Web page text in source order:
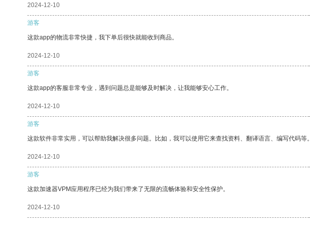
2024-12-10
游客
这款app的物流非常快捷，我下单后很快就能收到商品。
2024-12-10
游客
这款app的客服非常专业，遇到问题总是能够及时解决，让我能够安心工作。
2024-12-10
游客
这款软件非常实用，可以帮助我解决很多问题。比如，我可以使用它来查找资料、翻译语言、编写代码等。
2024-12-10
游客
这款加速器VPM应用程序已经为我们带来了无限的流畅体验和安全性保护。
2024-12-10